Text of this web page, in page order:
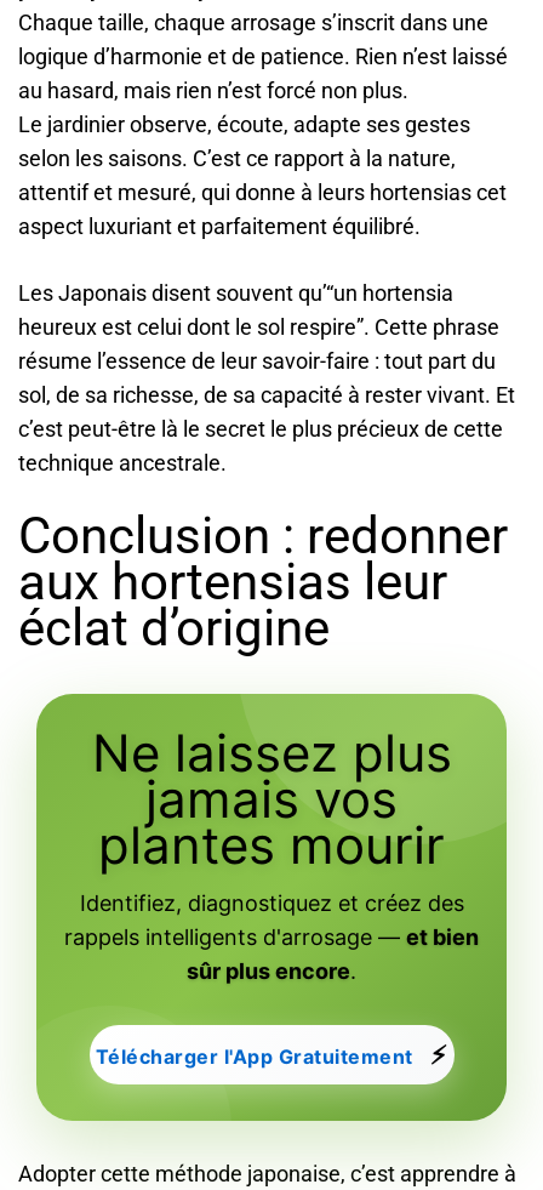
Chaque taille, chaque arrosage s’inscrit dans une
logique d’harmonie et de patience. Rien n’est laissé
au hasard, mais rien n’est forcé non plus.
Le jardinier observe, écoute, adapte ses gestes
selon les saisons. C’est ce rapport à la nature,
attentif et mesuré, qui donne à leurs hortensias cet
aspect luxuriant et parfaitement équilibré.
Les Japonais disent souvent qu’“un hortensia
heureux est celui dont le sol respire”. Cette phrase
résume l’essence de leur savoir-faire : tout part du
sol, de sa richesse, de sa capacité à rester vivant. Et
c’est peut-être là le secret le plus précieux de cette
technique ancestrale.
Conclusion : redonner
aux hortensias leur
éclat d’origine
Ne laissez plus
jamais vos
plantes mourir
Identifiez, diagnostiquez et créez des
rappels intelligents d'arrosage — et bien
sûr plus encore.
Télécharger l'App Gratuitement ⚡
Adopter cette méthode japonaise, c’est apprendre à